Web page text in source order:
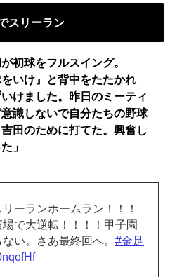
スリーラン
初球をフルスイング。
いけ』と背中をたたかれ
けました。昨日のミーティ
識しないで自分たちの野球
田のために打てた。興奮し
」
ーランホームラン！！！
で大逆転！！！！甲子園
い。さあ最終回へ。#金足